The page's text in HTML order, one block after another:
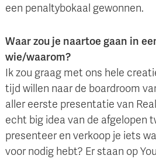
een penaltybokaal gewonnen.
Waar zou je naartoe gaan in
wie/waarom?
Ik zou graag met ons hele
tijd willen naar de boardroom
aller eerste presentatie van
echt big idea van de afgelopen
presenteer en verkoop je iets
voor nodig hebt? Er staan op